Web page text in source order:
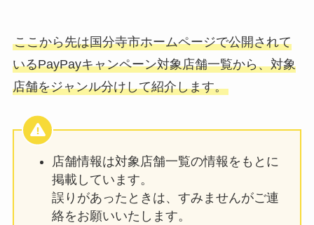
ここから先は国分寺市ホームページで公開されて
いるPayPayキャンペーン対象店舗一覧から、対象
店舗をジャンル分けして紹介します。
店舗情報は対象店舗一覧の情報をもとに
掲載しています。
誤りがあったときは、すみませんがご連
絡をお願いいたします。